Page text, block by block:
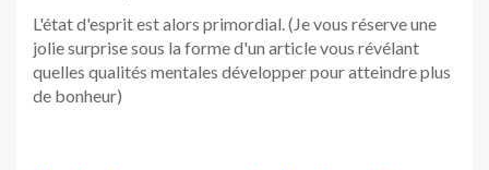
L'état d'esprit est alors primordial. (Je vous réserve une
jolie surprise sous la forme d'un article vous révélant
quelles qualités mentales développer pour atteindre plus
de bonheur)